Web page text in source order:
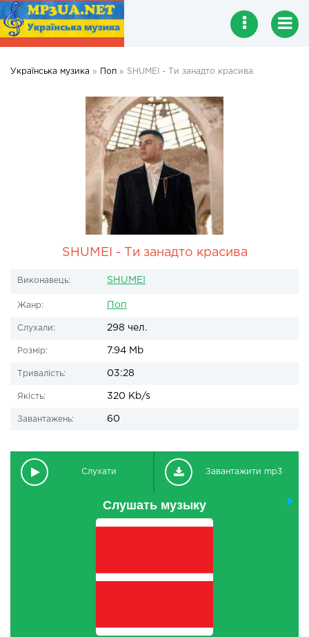
Українська музика » Поп » SHUMEI - Ти занадто красива
SHUMEI - Ти занадто красива
Виконавець: SHUMEI
Жанр: Поп
Слухали: 298 чел.
Розмір: 7.94 Mb
Тривалість: 03:28
Якість: 320 Kb/s
Завантажень: 60
Слухати Завантажити mp3
Слушать музыку